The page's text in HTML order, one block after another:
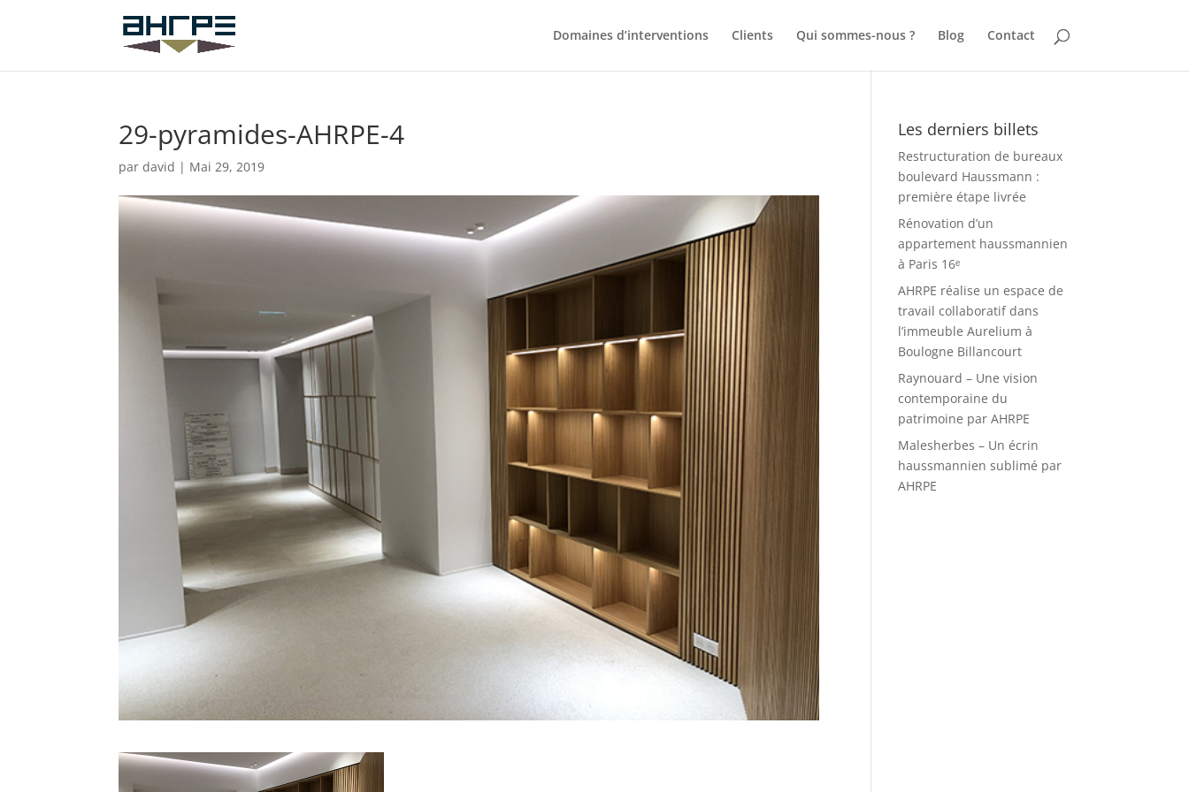
Domaines d’interventions Clients Qui sommes-nous ? Blog Contact
29-pyramides-AHRPE-4
pardavid | Mai 29, 2019
Les derniers billets
Restructuration de bureaux
boulevard Haussmann :
première étape livrée
Rénovation d’un
appartement haussmannien
à Paris 16ᵉ
AHRPE réalise un espace de
travail collaboratif dans
l’immeuble Aurelium à
Boulogne Billancourt
Raynouard – Une vision
contemporaine du
patrimoine par AHRPE
Malesherbes – Un écrin
haussmannien sublimé par
AHRPE